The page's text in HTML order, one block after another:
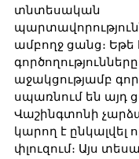
տնտեսական
ամբողջ ցանց։ Եթե
աջակցությամբ
սպառնում են այդ
Վաշինգտոնի
կարող է
փլուզում։ Այս